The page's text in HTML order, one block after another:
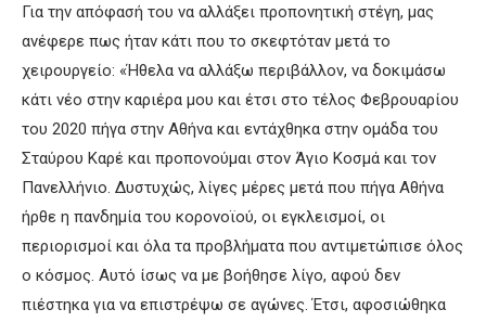
Για την απόφασή του να αλλάξει προπονητική στέγη, μας
ανέφερε πως ήταν κάτι που το σκεφτόταν μετά το
χειρουργείο: «Ήθελα να αλλάξω περιβάλλον, να δοκιμάσω
κάτι νέο στην καριέρα μου και έτσι στο τέλος Φεβρουαρίου
του 2020 πήγα στην Αθήνα και εντάχθηκα στην ομάδα του
Σταύρου Καρέ και προπονούμαι στον Άγιο Κοσμά και τον
Πανελλήνιο. Δυστυχώς, λίγες μέρες μετά που πήγα Αθήνα
ήρθε η πανδημία του κορονοϊού, οι εγκλεισμοί, οι
περιορισμοί και όλα τα προβλήματα που αντιμετώπισε όλος
ο κόσμος. Αυτό ίσως να με βοήθησε λίγο, αφού δεν
πιέστηκα για να επιστρέψω σε αγώνες. Έτσι, αφοσιώθηκα